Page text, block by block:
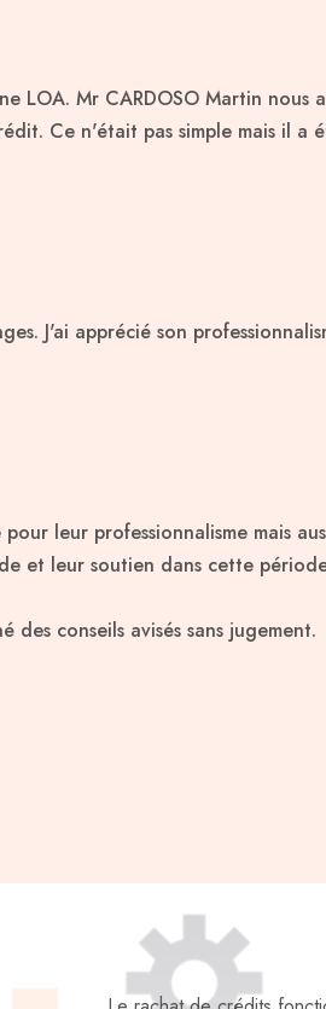
LOA. Mr CARDOSO Martin
Ce n'était pas simple mais il a
J'ai apprécié son
leur professionnalisme mais
et leur soutien dans cette
conseils avisés sans jugement.